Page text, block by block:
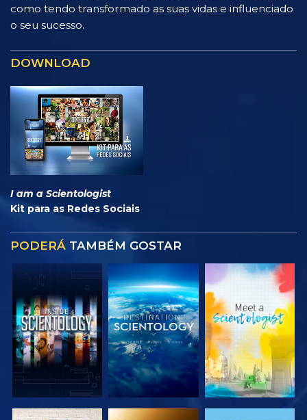
como tendo transformado as suas vidas e influenciado
o seu sucesso.
DOWNLOAD
I am a Scientologist
Kit para as Redes Sociais
PODERÁ TAMBÉM GOSTAR